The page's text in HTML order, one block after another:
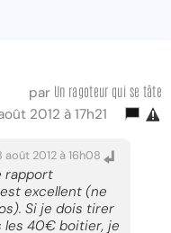
par Un ragoteur qui se tâte
2012 à 17h21
2012 à 16h08
rapport
excellent (ne
Si je dois tirer
les 40€ boitier, je